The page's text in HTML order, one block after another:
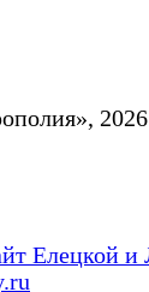
2026